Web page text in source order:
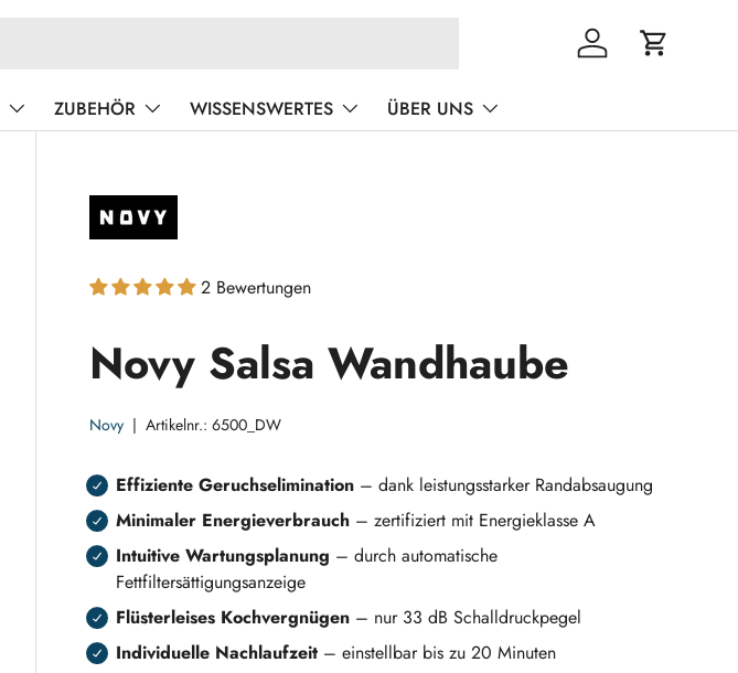
Einloggen
ZUBEHÖR WISSENSWERTES ÜBER UNS
2 Bewertungen
Novy Salsa Wandhaube
Novy |Artikelnr.: 6500_DW
Effiziente Geruchselimination – dank leistungsstarker Randabsaugung
Minimaler Energieverbrauch – zertifiziert mit Energieklasse A
Intuitive Wartungsplanung – durch automatische
Fettfiltersättigungsanzeige
Flüsterleises Kochvergnügen – nur 33 dB Schalldruckpegel
Individuelle Nachlaufzeit – einstellbar bis zu 20 Minuten